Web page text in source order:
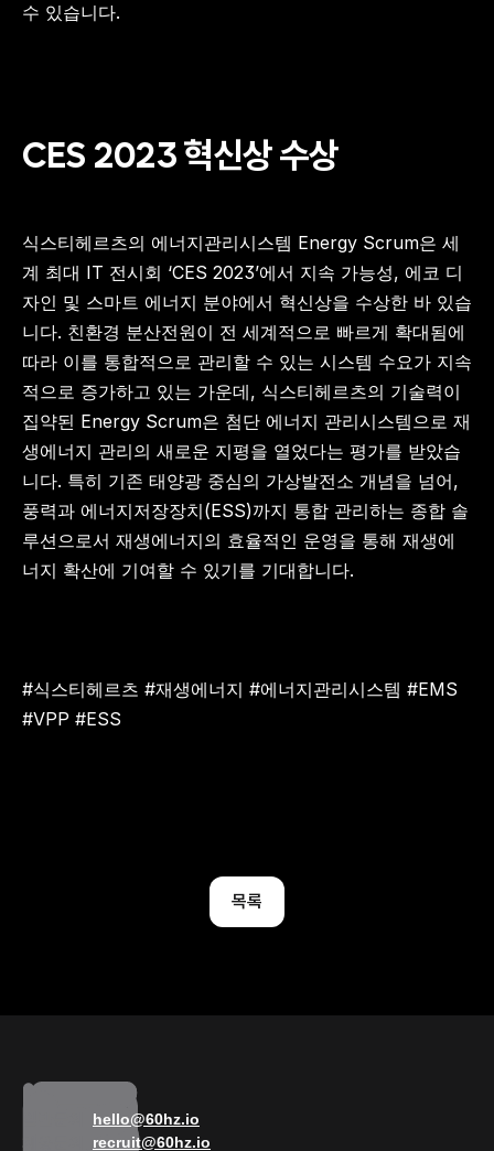
수 있습니다.
CES 2023 혁신상 수상
식스티헤르츠의 에너지관리시스템 Energy Scrum은 세
계 최대 IT 전시회 ‘CES 2023’에서 지속 가능성, 에코 디
자인 및 스마트 에너지 분야에서 혁신상을 수상한 바 있습
니다. 친환경 분산전원이 전 세계적으로 빠르게 확대됨에
따라 이를 통합적으로 관리할 수 있는 시스템 수요가 지속
적으로 증가하고 있는 가운데, 식스티헤르츠의 기술력이
집약된 Energy Scrum은 첨단 에너지 관리시스템으로 재
생에너지 관리의 새로운 지평을 열었다는 평가를 받았습
니다. 특히 기존 태양광 중심의 가상발전소 개념을 넘어,
풍력과 에너지저장장치(ESS)까지 통합 관리하는 종합 솔
루션으로서 재생에너지의 효율적인 운영을 통해 재생에
너지 확산에 기여할 수 있기를 기대합니다.
#식스티헤르츠 #재생에너지 #에너지관리시스템 #EMS
#VPP #ESS
목록
hello@60hz.io
recruit@60hz.io